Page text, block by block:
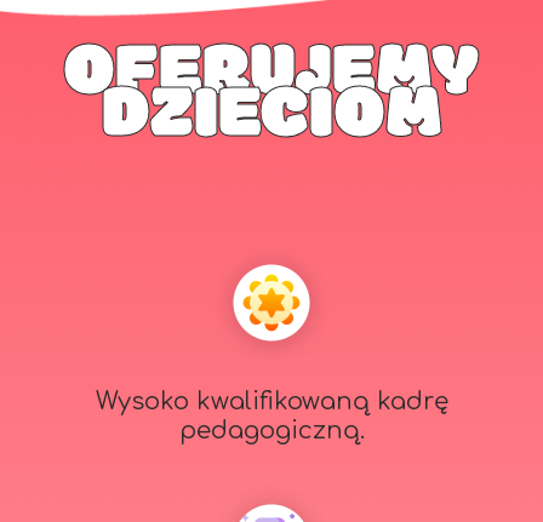
OFERUJEMY
DZIECIOM
Wysoko kwalifikowaną kadrę
pedagogiczną.